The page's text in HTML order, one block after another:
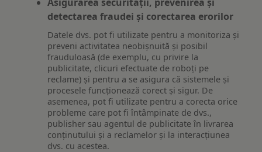
detectarea fraudei și corectarea erorilor
Datele dvs. pot fi utilizate pentru a monitoriza și
preveni activitatea neobișnuită și posibil
frauduloasă (de exemplu, cu privire la
publicitate, clicuri efectuate de roboți pe
reclame) și pentru a se asigura că sistemele și
procesele funcționează corect și sigur. De
asemenea, pot fi utilizate pentru a corecta orice
probleme care pot fi întâmpinate de dvs.,
publisher sau agentul de publicitate în livrarea
conținutului și a reclamelor și la interacțiunea
dvs. cu acestea.